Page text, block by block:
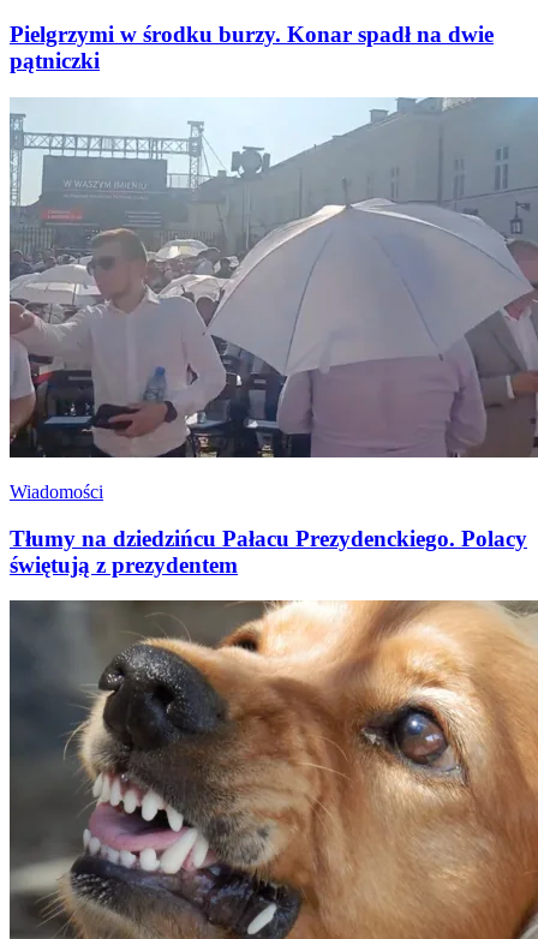
Pielgrzymi w środku burzy. Konar spadł na dwie
pątniczki
Wiadomości
Tłumy na dziedzińcu Pałacu Prezydenckiego. Polacy
świętują z prezydentem